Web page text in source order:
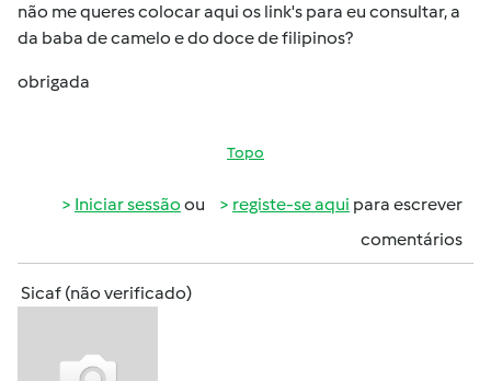
não me queres colocar aqui os link's para eu consultar, a
da baba de camelo e do doce de filipinos?
obrigada
Topo
Iniciar sessão ou registe-se aqui para escrever
comentários
Sicaf (não verificado)